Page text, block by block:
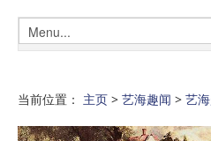
当前位置： 主页 > 艺海趣闻 > 艺